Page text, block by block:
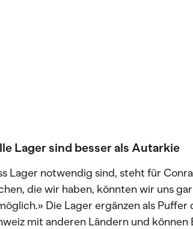
Lager sind besser als Autarkie
Lager notwendig sind, steht für
die wir haben, könnten wir uns
Die Lager ergänzen als
mit anderen Ländern und